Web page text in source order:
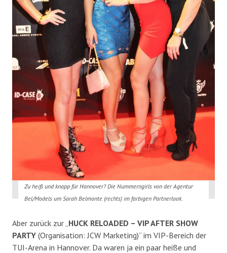
Zu heiß und knapp für Hannover? Die Nummerngirls von der Agentur
Bel/Models um Sarah Belmonte (rechts) im farbigen Partnerlook.
Aber zurück zur „ HUCK RELOADED – VIP AFTER SHOW
PARTY (Organisation: JCW Marketing)“ im VIP-Bereich der
TUI-Arena in Hannover. Da waren ja ein paar heiße und